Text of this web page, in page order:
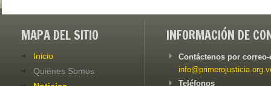
MAPA DEL SITIO
Inicio
Quiénes Somos
INFORMACIÓN DE
Contáctenos por
Teléfonos